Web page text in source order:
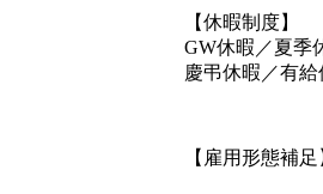
【休暇制度】
GW休暇／夏季
慶弔休暇／有給
【雇用形態補